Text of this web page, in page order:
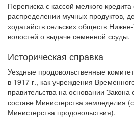
Переписка с кассой мелкого кредита
распределении мучных продуктов,
ходатайств сельских обществ
волостей о выдаче семенной ссуды.
Историческая справка
Уездные продовольственные
в 1917 г., как учреждения
правительства на основании Закона
составе Министерства земледелия
Министерства продовольствия).